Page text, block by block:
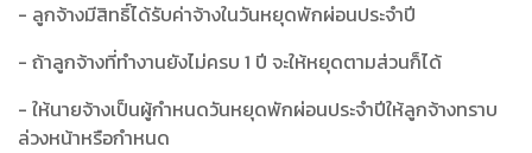
- ลูกจ้างมีสิทธิ์ได้รับค่าจ้างในวันหยุดพักผ่อนประจำปี
- ถ้าลูกจ้างที่ทำงานยังไม่ครบ 1 ปี จะให้หยุดตามส่วนก็ได้
- ให้นายจ้างเป็นผู้กำหนดวันหยุดพักผ่อนประจำปีให้ลูกจ้างทราบ
ล่วงหน้าหรือกำหนด